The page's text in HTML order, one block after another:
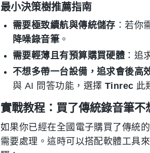
最小決策樹推薦指南
需要極致續航與傳統儲存 ：若你
降噪錄音筆 。
需要輕薄且有預算購買硬體 ：追
不想多帶一台設備，追求會後高
與 AI 問答功能，選擇 Tinrec 此
實戰教程：買了傳統錄音筆不
如果你已經在全國電子購買了傳統
需要處理。這時可以搭配軟體工具